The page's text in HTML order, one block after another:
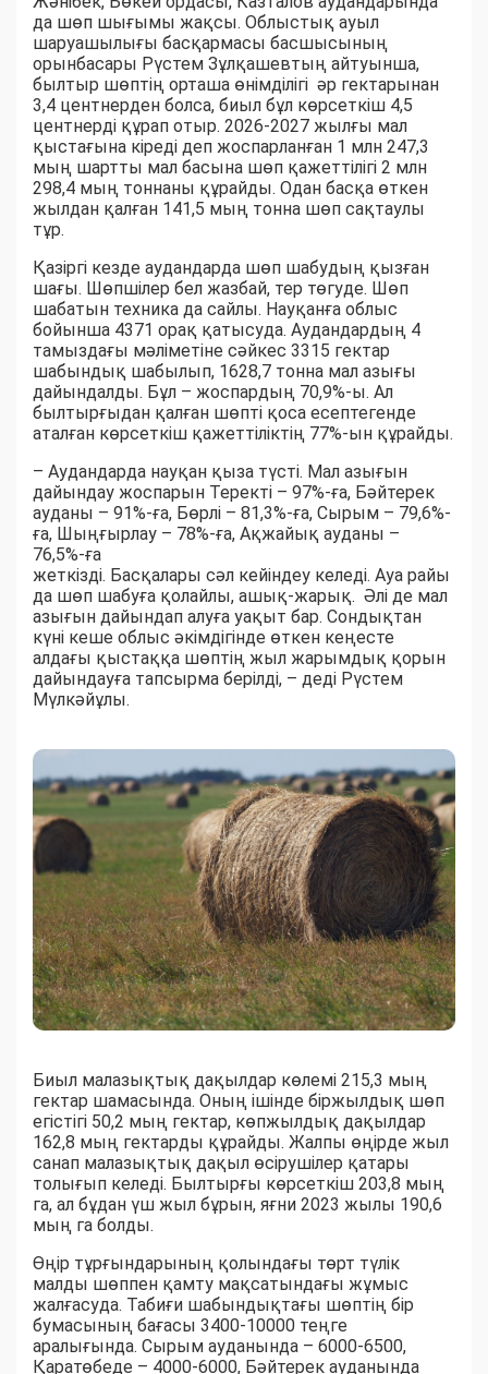
да шөп шығымы жақсы. Облыстық ауыл
шаруашылығы басқармасы басшысының
орынбасары Рүстем Зұлқашевтың айтуынша,
былтыр шөптің орташа өнімділігі әр гектарынан
3,4 центнерден болса, биыл бұл көрсеткіш 4,5
центнерді құрап отыр. 2026-2027 жылғы мал
қыстағына кіреді деп жоспарланған 1 млн 247,3
мың шартты мал басына шөп қажеттілігі 2 млн
298,4 мың тоннаны құрайды. Одан басқа өткен
жылдан қалған 141,5 мың тонна шөп сақтаулы
тұр.
Қазіргі кезде аудандарда шөп шабудың қызған
шағы. Шөпшілер бел жазбай, тер төгуде. Шөп
шабатын техника да сайлы. Науқанға облыс
бойынша 4371 орақ қатысуда. Аудандардың 4
тамыздағы мәліметіне сәйкес 3315 гектар
шабындық шабылып, 1628,7 тонна мал азығы
дайындалды. Бұл – жоспардың 70,9%-ы. Ал
былтырғыдан қалған шөпті қоса есептегенде
аталған көрсеткіш қажеттіліктің 77%-ын құрайды.
– Аудандарда науқан қыза түсті. Мал азығын
дайындау жоспарын Теректі – 97%-ға, Бәйтерек
ауданы – 91%-ға, Бөрлі – 81,3%-ға, Сырым – 79,6%-
ға, Шыңғырлау – 78%-ға, Ақжайық ауданы –
76,5%-ға
жеткізді. Басқалары сәл кейіндеу келеді. Ауа райы
да шөп шабуға қолайлы, ашық-жарық. Әлі де мал
азығын дайындап алуға уақыт бар. Сондықтан
күні кеше облыс әкімдігінде өткен кеңесте
алдағы қыстаққа шөптің жыл жарымдық қорын
дайындауға тапсырма берілді, – деді Рүстем
Мүлкәйұлы.
Биыл малазықтық дақылдар көлемі 215,3 мың
гектар шамасында. Оның ішінде біржылдық шөп
егістігі 50,2 мың гектар, көпжылдық дақылдар
162,8 мың гектарды құрайды. Жалпы өңірде жыл
санап малазықтық дақыл өсірушілер қатары
толығып келеді. Былтырғы көрсеткіш 203,8 мың
га, ал бұдан үш жыл бұрын, яғни 2023 жылы 190,6
мың га болды.
Өңір тұрғындарының қолындағы төрт түлік
малды шөппен қамту мақсатындағы жұмыс
жалғасуда. Табиғи шабындықтағы шөптің бір
бумасының бағасы 3400-10000 теңге
аралығында. Сырым ауданында – 6000-6500,
Қаратөбеде – 4000-6000, Бәйтерек ауданында